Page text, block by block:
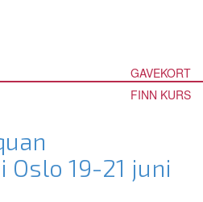
GAVEKORT
FINN KURS
Oslo 19-21 juni